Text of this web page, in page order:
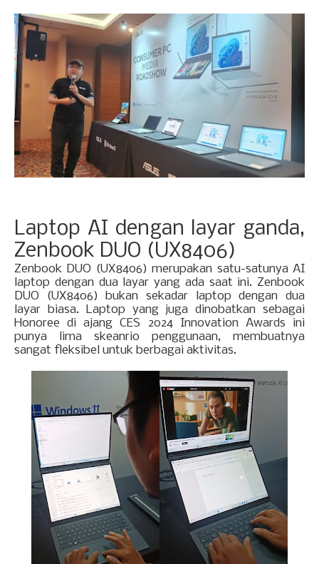
Laptop AI dengan layar ganda,
Zenbook DUO (UX8406)
Zenbook DUO (UX8406) merupakan satu-satunya AI
laptop dengan dua layar yang ada saat ini. Zenbook
DUO (UX8406) bukan sekadar laptop dengan dua
layar biasa. Laptop yang juga dinobatkan sebagai
Honoree di ajang CES 2024 Innovation Awards ini
punya lima skeanrio penggunaan, membuatnya
sangat fleksibel untuk berbagai aktivitas.